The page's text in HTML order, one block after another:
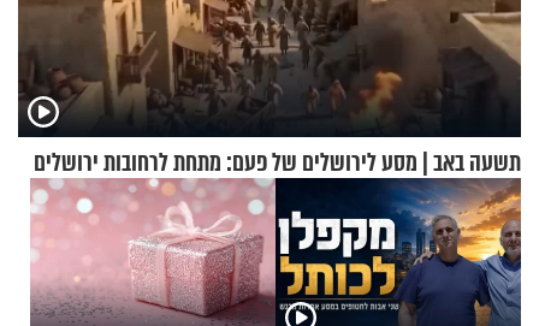
תשעה באב | מסע לירושלים של פעם: מתחת לרחובות ירושלים